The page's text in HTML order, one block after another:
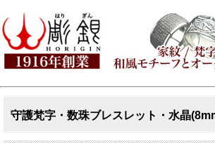
守護梵字・数珠ブレスレット・水晶